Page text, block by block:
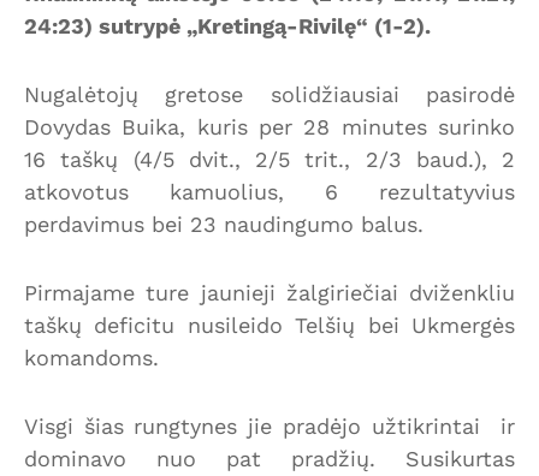
24:23) sutrypė „Kretingą-Rivilę“ (1-2).
Nugalėtojų gretose solidžiausiai pasirodė
Dovydas Buika, kuris per 28 minutes surinko
16 taškų (4/5 dvit., 2/5 trit., 2/3 baud.), 2
atkovotus kamuolius, 6 rezultatyvius
perdavimus bei 23 naudingumo balus.
Pirmajame ture jaunieji žalgiriečiai dviženkliu
taškų deficitu nusileido Telšių bei Ukmergės
komandoms.
Visgi šias rungtynes jie pradėjo užtikrintai ir
dominavo nuo pat pradžių. Susikurtas